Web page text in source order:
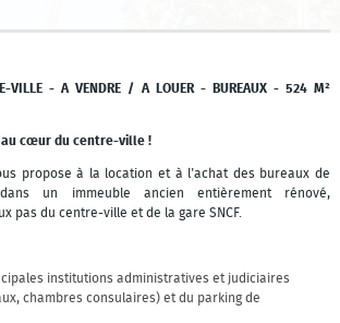
VILLE - A VENDRE / A LOUER - BUREAUX - 524 M²
au cœur du centre-ville !
propose à la location et à l'achat des bureaux de
un immeuble ancien entièrement rénové,
pas du centre-ville et de la gare SNCF.
institutions administratives et judiciaires
chambres consulaires) et du parking de